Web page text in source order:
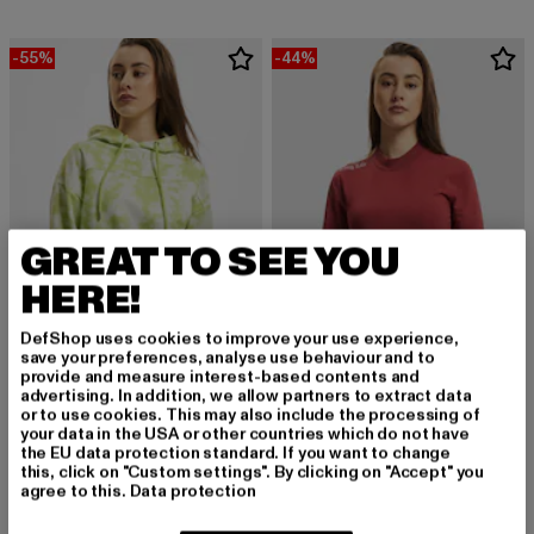
-55%
THUG LIFE
Dystopia
18,00 EUR
Derzeitiger Preis: 18,00 EUR
39,99 EURAktionspreis: 39,99 EUR
-44%
THUG LIFE
Statement
13,99 EUR
Derzeitiger Preis: 13,99 EUR
24,99 EURAktionspreis:
GREAT TO SEE YOU
HERE!
DefShop uses cookies to improve your use experience,
save your preferences, analyse use behaviour and to
provide and measure interest-based contents and
advertising. In addition, we allow partners to extract data
or to use cookies. This may also include the processing of
your data in the USA or other countries which do not have
the EU data protection standard. If you want to change
this, click on "Custom settings". By clicking on "Accept" you
agree to this. Data protection